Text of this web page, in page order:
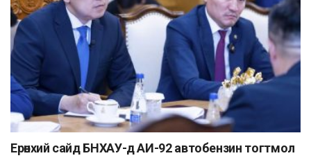
Ерөнхий сайд БНХАУ-д АИ-92 автобензин тогтмол